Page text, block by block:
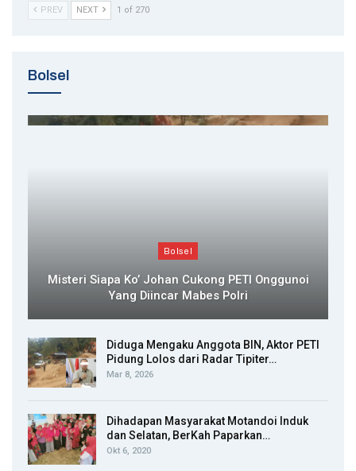
PREV NEXT 1 of 270
Bolsel
Bolsel
Misteri Siapa Ko’ Johan Cukong PETI Onggunoi
Yang Diincar Mabes Polri
Diduga Mengaku Anggota BIN, Aktor PETI
Pidung Lolos dari Radar Tipiter…
Mar 8, 2026
Dihadapan Masyarakat Motandoi Induk
dan Selatan, BerKah Paparkan…
Okt 6, 2020